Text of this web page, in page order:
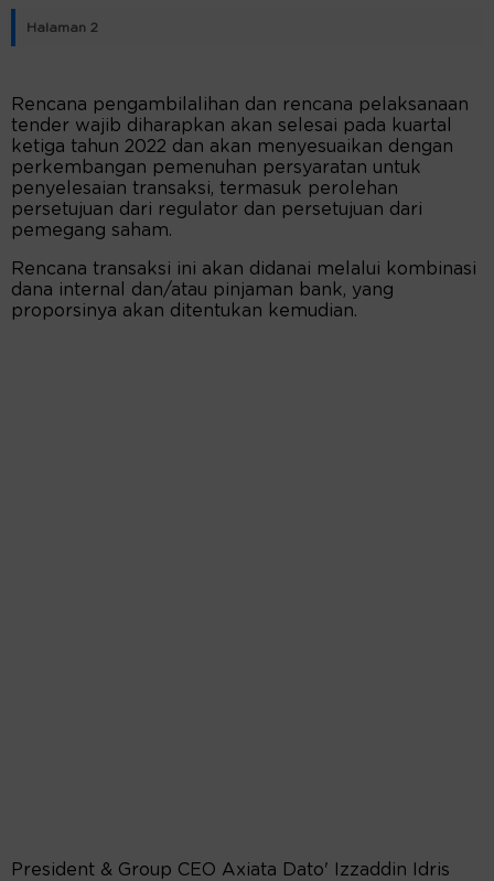
Halaman 2
Rencana pengambilalihan dan rencana pelaksanaan
tender wajib diharapkan akan selesai pada kuartal
ketiga tahun 2022 dan akan menyesuaikan dengan
perkembangan pemenuhan persyaratan untuk
penyelesaian transaksi, termasuk perolehan
persetujuan dari regulator dan persetujuan dari
pemegang saham.
Rencana transaksi ini akan didanai melalui kombinasi
dana internal dan/atau pinjaman bank, yang
proporsinya akan ditentukan kemudian.
President & Group CEO Axiata Dato' Izzaddin Idris